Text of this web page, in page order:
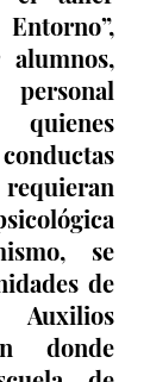
quienes
se
de
donde